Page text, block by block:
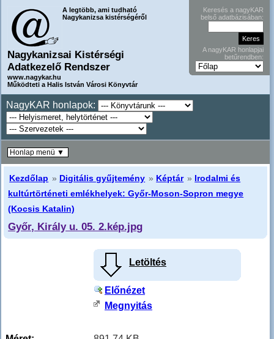
A legtöbb, ami tudható
Nagykanizsa kistérségéről
Nagykanizsai Kistérségi
Adatkezelő Rendszer
www.nagykar.hu
Működteti a Halis István Városi Könyvtár
Keresés a nagyKAR
belső adatbázisában:
A nagyKAR honlapjai
betűrendben:
NagyKAR honlapok:
Kezdőlap » Digitális gyűjtemény » Képtár » Irodalmi és
kultúrtörténeti emlékhelyek: Győr-Moson-Sopron megye
(Kocsis Katalin)
Győr, Király u. 05. 2.kép.jpg
Letöltés
Előnézet
Megnyitás
Honlap menü ▼